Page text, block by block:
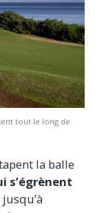
tout le long de
la balle
s’égrènent